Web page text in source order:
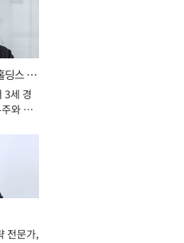
딩스 대
3세 경
와 헬
전문가,